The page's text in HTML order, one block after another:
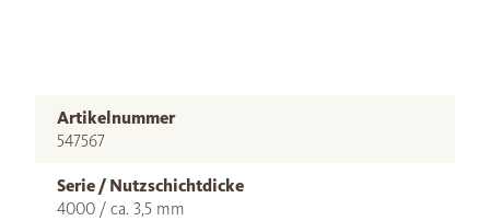
Artikelnummer
547567
Serie / Nutzschichtdicke
4000 / ca. 3,5 mm